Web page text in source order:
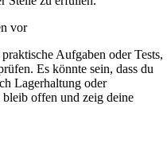
vor
Aufgaben oder Tests,
Es könnte sein, dass du
Lagerhaltung oder
offen und zeig deine